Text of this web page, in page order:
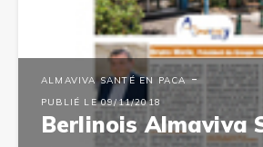
ALMAVIVA SANTÉ EN PACA -
PUBLIÉ LE 09/11/2018
Berlinois Almaviva